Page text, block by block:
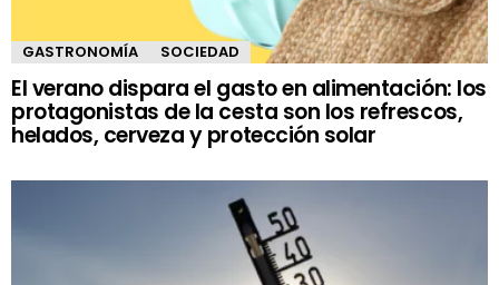
GASTRONOMÍA SOCIEDAD
El verano dispara el gasto en alimentación: los
protagonistas de la cesta son los refrescos,
helados, cerveza y protección solar